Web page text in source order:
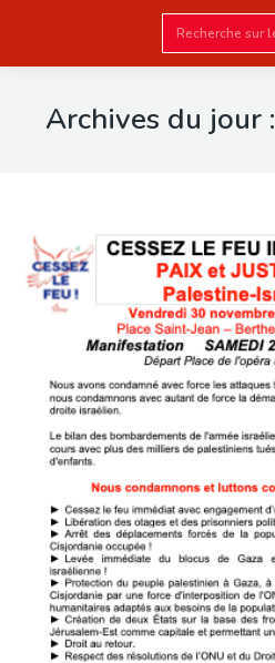
Search:
Archives du jour :